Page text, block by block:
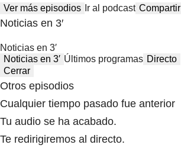
Ver más episodios Ir al podcast Compartir
Noticias en 3′
Noticias en 3′
Noticias en 3′ Últimos programas Directo
Cerrar
Otros episodios
Cualquier tiempo pasado fue anterior
Tu audio se ha acabado.
Te redirigiremos al directo.